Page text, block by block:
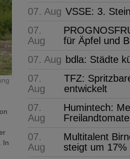
In
07. Aug VSSE: 3.
07.
Aug
für Äpfel und
07. Aug bdla: Städte
07.
Aug
TFZ:
entwickelt
07.
Aug
Humintech:
07.
Aug
Multitalent
steigt um 17%